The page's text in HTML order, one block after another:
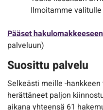
Ilmoitamme
Pääset
palveluun)
Suosittu palvelu
Selkeästi meille -
herättäneet paljon
aikana yhteensä 61